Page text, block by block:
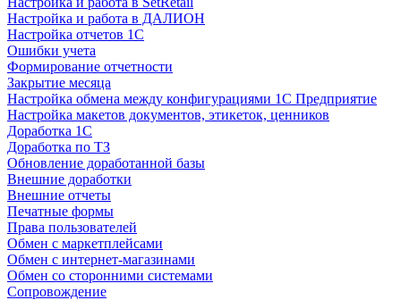
Настройка и работа в ДАЛИОН
Настройка отчетов 1С
Ошибки учета
Формирование отчетности
Закрытие месяца
Настройка обмена между конфигурациями 1С Предприятие
Настройка макетов документов, этикеток, ценников
Доработка 1С
Доработка по ТЗ
Обновление доработанной базы
Внешние доработки
Внешние отчеты
Печатные формы
Права пользователей
Обмен с маркетплейсами
Обмен с интернет-магазинами
Обмен со сторонними системами
Сопровождение